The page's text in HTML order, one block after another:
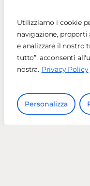
Utilizziamo i cookie
navigazione,
e analizzare il nostro
tutto”, acconsenti
nostra. Privacy Policy
Personalizza